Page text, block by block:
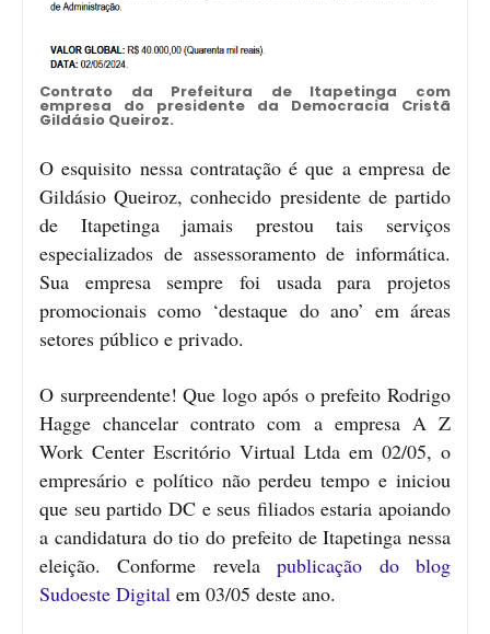
Contrato da Prefeitura de Itapetinga com
empresa do presidente da Democracia Cristã
Gildásio Queiroz.
O esquisito nessa contratação é que a empresa de
Gildásio Queiroz, conhecido presidente de partido
de Itapetinga jamais prestou tais serviços
especializados de assessoramento de informática.
Sua empresa sempre foi usada para projetos
promocionais como ‘destaque do ano’ em áreas
setores público e privado.
O surpreendente! Que logo após o prefeito Rodrigo
Hagge chancelar contrato com a empresa A Z
Work Center Escritório Virtual Ltda em 02/05, o
empresário e político não perdeu tempo e iniciou
que seu partido DC e seus filiados estaria apoiando
a candidatura do tio do prefeito de Itapetinga nessa
eleição. Conforme revelapublicação do blog
Sudoeste Digital em 03/05 deste ano.